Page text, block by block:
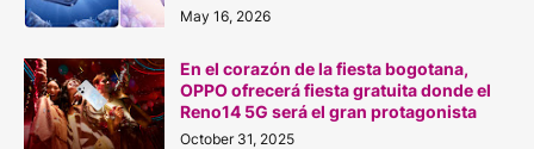
May 16, 2026
En el corazón de la fiesta bogotana,
OPPO ofrecerá fiesta gratuita donde el
Reno14 5G será el gran protagonista
October 31, 2025